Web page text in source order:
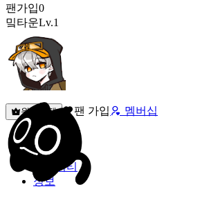
팬가입0
밐타운Lv.1
원픽선택 팬 가입 멤버십
밐타운
피드
커뮤니티
정보